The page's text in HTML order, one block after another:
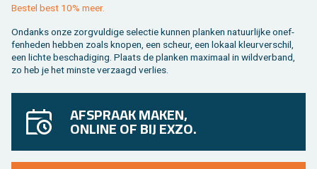
Be­stel best 10% meer.
On­danks onze zorg­vul­di­ge se­lec­tie kun­nen plan­ken na­tuur­lij­ke on­ef­
fen­he­den heb­ben zoals kno­pen, een scheur, een lo­kaal kleur­ver­schil,
een lich­te be­scha­di­ging. Plaats de plan­ken maxi­maal in wild­ver­band,
zo heb je het min­ste ver­zaagd ver­lies.
AFSPRAAK MAKEN,
ONLINE OF BIJ EXZO.